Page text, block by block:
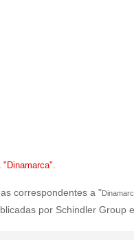
"Dinamarca".
correspondentes a "
por Schindler Group